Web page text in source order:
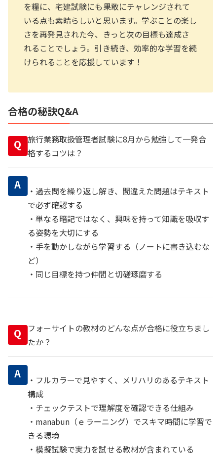
を糧に、宅建試験にも果敢にチャレンジされて
いる点も素晴らしいと思います。学ぶことの楽し
さを再発見された今、きっと次の目標も達成さ
れることでしょう。引き続き、効率的な学習を続
けられることを応援しています！
合格の秘訣Q&A
Q 旅行業務取扱管理者試験に8月から勉強して一発合
格するコツは？
A
・過去問を繰り返し解き、間違えた問題はテキスト
で必ず確認する
・単なる暗記ではなく、興味を持って知識を吸収す
る姿勢を大切にする
・手を動かしながら学習する（ノートに書き込むな
ど）
・同じ目標を持つ仲間と切磋琢磨する
Q
フォーサイトの教材のどんな点が合格に役立ちまし
たか？
A
・フルカラーで見やすく、メリハリのあるテキスト
構成
・チェックテストで理解度を確認できる仕組み
・manabun（ｅラーニング）でスキマ時間に学習で
きる環境
・模擬試験で実力を試せる教材が含まれている